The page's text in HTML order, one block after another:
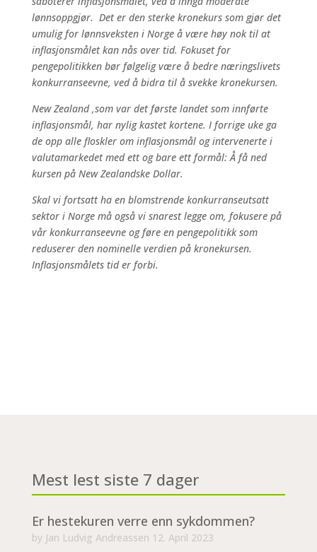
lønnsoppgjør. Det er den sterke kronekurs som gjør det
umulig for lønnsveksten i Norge å være høy nok til at
inflasjonsmålet kan nås over tid. Fokuset for
pengepolitikken bør følgelig være å bedre næringslivets
konkurranseevne, ved å bidra til å svekke kronekursen.
New Zealand ,som var det første landet som innførte
inflasjonsmål, har nylig kastet kortene. I forrige uke ga
de opp alle floskler om inflasjonsmål og intervenerte i
valutamarkedet med ett og bare ett formål: Å få ned
kursen på New Zealandske Dollar.
Skal vi fortsatt ha en blomstrende konkurranseutsatt
sektor i Norge må også vi snarest legge om, fokusere på
vår konkurranseevne og føre en pengepolitikk som
reduserer den nominelle verdien på kronekursen.
Inflasjonsmålets tid er forbi.
Mest lest siste 7 dager
Er hestekuren verre enn sykdommen?
by Jan Ludvig Andreassen 12. April 2023